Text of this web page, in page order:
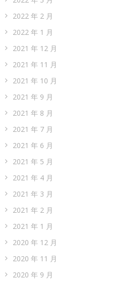
2022 年 2 月
2022 年 1 月
2021 年 12 月
2021 年 11 月
2021 年 10 月
2021 年 9 月
2021 年 8 月
2021 年 7 月
2021 年 6 月
2021 年 5 月
2021 年 4 月
2021 年 3 月
2021 年 2 月
2021 年 1 月
2020 年 12 月
2020 年 11 月
2020 年 9 月